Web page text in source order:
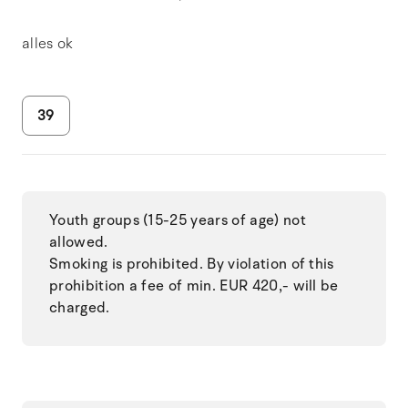
alles ok
39
Youth groups (15-25 years of age) not
allowed.
Smoking is prohibited. By violation of this
prohibition a fee of min. EUR 420,- will be
charged.